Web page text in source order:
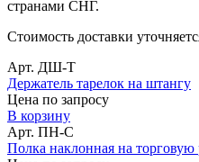
странами СНГ.
Стоимость доставки
Арт. ДШ-Т
Держатель тарелок на штангу
Цена по запросу
В корзину
Арт. ПН-С
Полка наклонная на торговую